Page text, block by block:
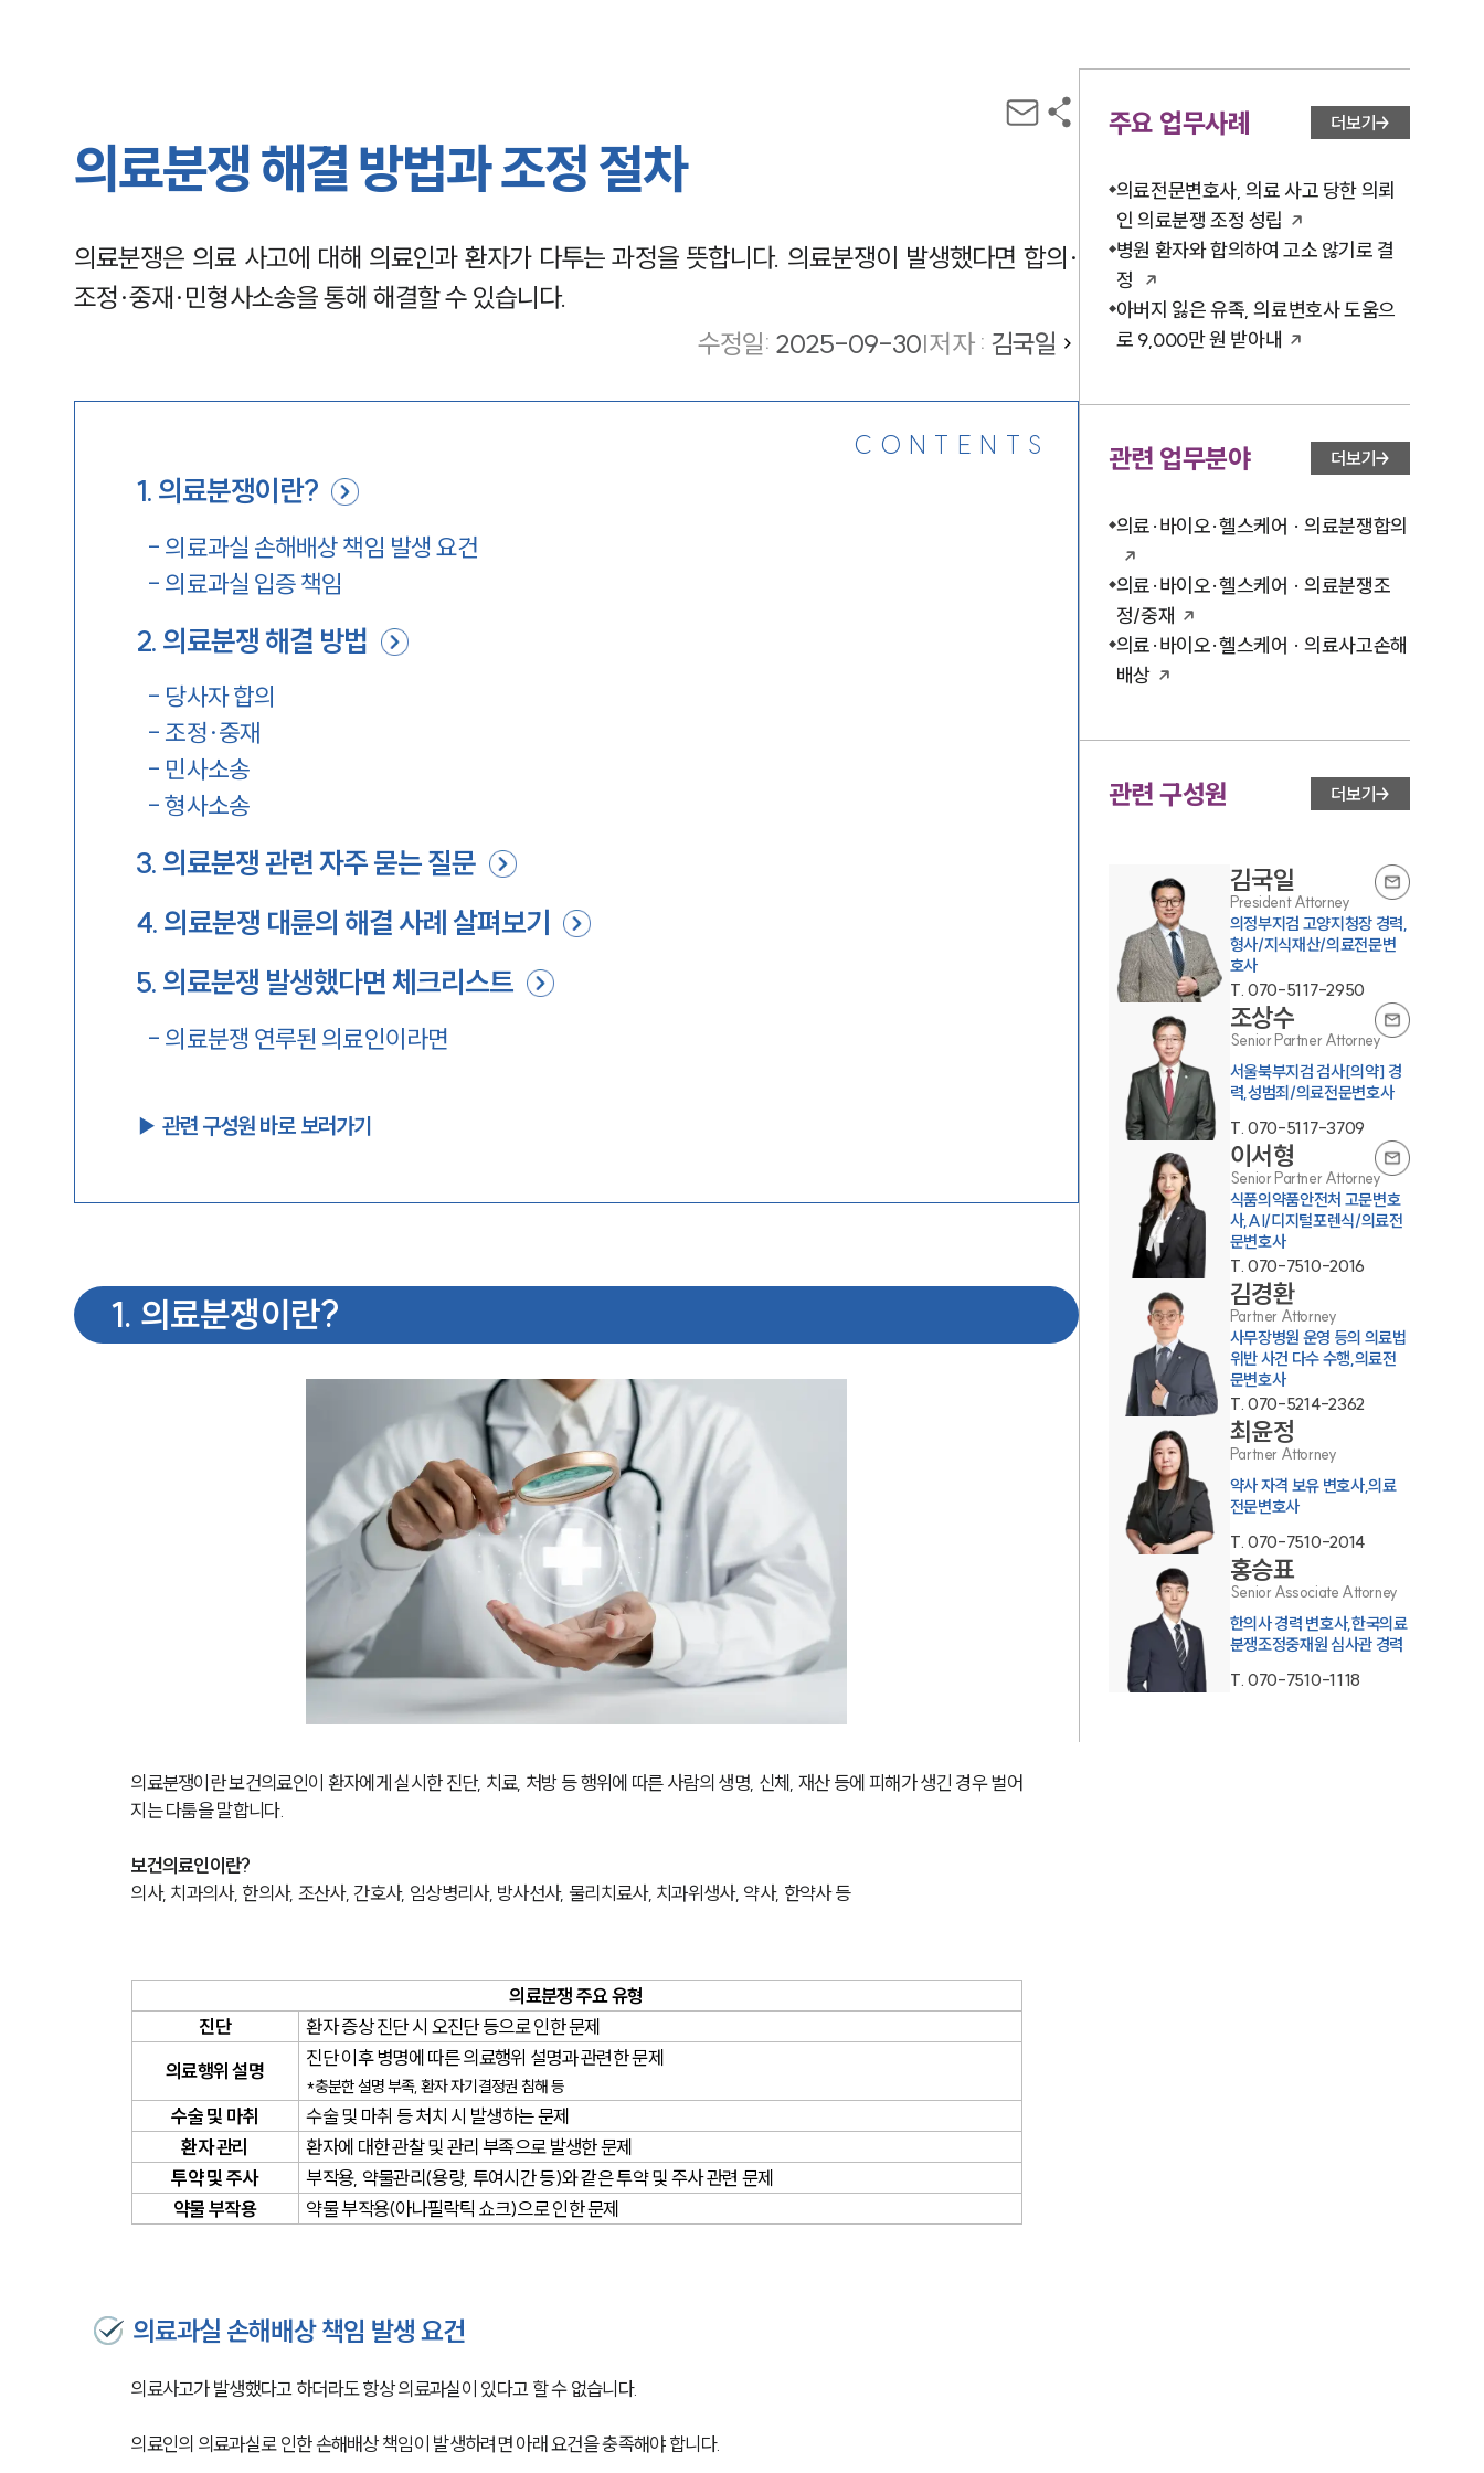
그룹소개
그룹소개
대륜의 강점
기업 의뢰인
오시는 길
글로벌 파트너 로펌
고객의 소리
통합검색
AI대륜
업무사례
주요 업무사례
의료분쟁 해결 방법과 조정 절차
의료분쟁은 의료 사고에 대해 의료인과 환자가 다투는 과정을 뜻합니다. 의료분쟁이 발생했다면 합의·
조정·중재·민형사소송을 통해 해결할 수 있습니다.
수정일: 2025-09-30|저자 : 김국일
CONTENTS
1. 의료분쟁이란?
- 의료과실 손해배상 책임 발생 요건
- 의료과실 입증 책임
2. 의료분쟁 해결 방법
- 당사자 합의
- 조정·중재
- 민사소송
-형사소송
3. 의료분쟁 관련 자주 묻는 질문
4. 의료분쟁 대륜의 해결 사례 살펴보기
5. 의료분쟁 발생했다면 체크리스트
- 의료분쟁 연루된 의료인이라면
▶︎ 관련 구성원 바로 보러가기
1. 의료분쟁이란?
의료분쟁이란 보건의료인이 환자에게 실시한 진단, 치료, 처방 등 행위에 따른 사람의 생명, 신체, 재산 등에 피해가 생긴 경우 벌어
지는 다툼을 말합니다.
보건의료인이란?
의사, 치과의사, 한의사, 조산사, 간호사, 임상병리사, 방사선사, 물리치료사, 치과위생사, 약사, 한약사 등
의료분쟁 주요 유형
진단
환자 증상 진단 시 오진단 등으로 인한 문제
의료행위 설명
진단 이후 병명에 따른 의료행위 설명과 관련한 문제
*충분한 설명 부족, 환자 자기결정권 침해 등
수술 및 마취
수술 및 마취 등 처치 시 발생하는 문제
환자 관리
환자에 대한 관찰 및 관리 부족으로 발생한 문제
투약 및 주사
부작용, 약물관리(용량, 투여시간 등)와 같은 투약 및 주사 관련 문제
약물 부작용
약물 부작용(아나필락틱 쇼크)으로 인한 문제
의료과실 손해배상 책임 발생 요건
의료사고가 발생했다고 하더라도 항상 의료과실이 있다고 할 수 없습니다.
의료인의 의료과실로 인한 손해배상 책임이 발생하려면 아래 요건을 충족해야 합니다.
주요 업무사례 더보기
의료전문변호사, 의료 사고 당한 의뢰
인 의료분쟁 조정 성립
병원 환자와 합의하여 고소 않기로 결
정
아버지 잃은 유족, 의료변호사 도움으
로 9,000만 원 받아내
관련 업무분야 더보기
의료·바이오·헬스케어 · 의료분쟁합의
의료·바이오·헬스케어 · 의료분쟁조
정/중재
의료·바이오·헬스케어 · 의료사고손해
배상
관련 구성원 더보기
김국일
President Attorney
의정부지검 고양지청장 경력,
형사/지식재산/의료전문변
호사
T. 070-5117-2950
조상수
Senior Partner Attorney
서울북부지검 검사[의약] 경
력,성범죄/의료전문변호사
T. 070-5117-3709
이서형
Senior Partner Attorney
식품의약품안전처 고문변호
사,AI/디지털포렌식/의료전
문변호사
T. 070-7510-2016
김경환
Partner Attorney
사무장병원 운영 등의 의료법
위반 사건 다수 수행,의료전
문변호사
T. 070-5214-2362
최윤정
Partner Attorney
약사 자격 보유 변호사,의료
전문변호사
T. 070-7510-2014
홍승표
Senior Associate Attorney
한의사 경력 변호사,한국의료
분쟁조정중재원 심사관 경력
T. 070-7510-1118